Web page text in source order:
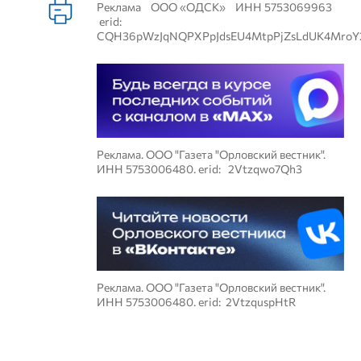
Реклама ООО «ОДСК» ИНН 5753069963
erid:
Реклама. ООО "Газета "Орловский вестник".
ИНН 5753006480. erid: 2Vtzqwo7Qh3
Реклама. ООО "Газета "Орловский вестник".
ИНН 5753006480. erid: 2VtzquspHtR